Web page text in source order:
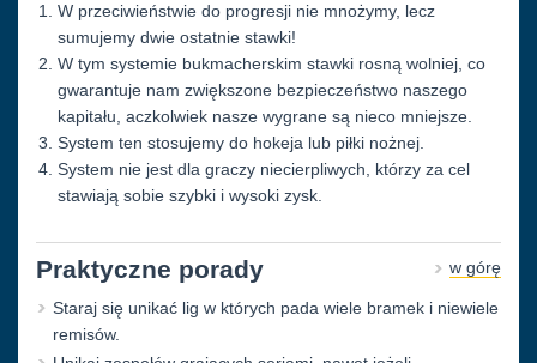
W przeciwieństwie do progresji nie mnożymy, lecz
sumujemy dwie ostatnie stawki!
W tym systemie bukmacherskim stawki rosną wolniej, co
gwarantuje nam zwiększone bezpieczeństwo naszego
kapitału, aczkolwiek nasze wygrane są nieco mniejsze.
System ten stosujemy do hokeja lub piłki nożnej.
System nie jest dla graczy niecierpliwych, którzy za cel
stawiają sobie szybki i wysoki zysk.
w górę
Praktyczne porady
Staraj się unikać lig w których pada wiele bramek i niewiele
remisów.